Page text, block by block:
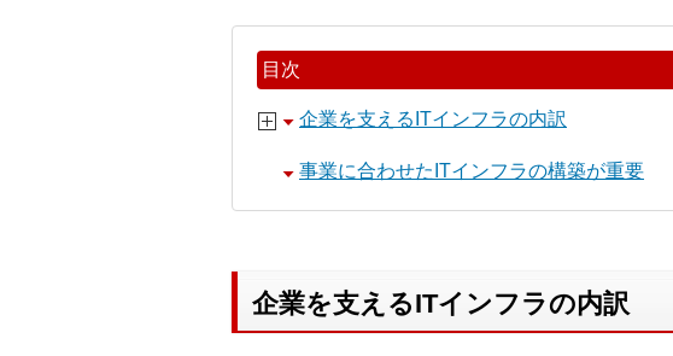
目次
企業を支えるITインフラの内訳
事業に合わせたITインフラの構築が重要
企業を支えるITインフラの内訳